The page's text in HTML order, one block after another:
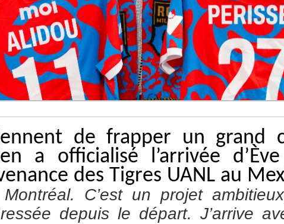
de frapper un grand
a officialisé l’arrivée
des Tigres UANL au
C’est un projet
depuis le départ. J’arrive